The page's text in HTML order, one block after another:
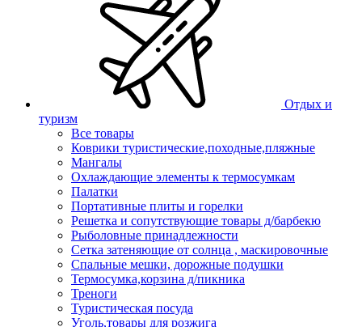
Отдых и
туризм
Все товары
Коврики туристические,походные,пляжные
Мангалы
Охлаждающие элементы к термосумкам
Палатки
Портативные плиты и горелки
Решетка и сопутствующие товары д/барбекю
Рыболовные принадлежности
Сетка затеняющие от солнца , маскировочные
Спальные мешки, дорожные подушки
Термосумка,корзина д/пикника
Треноги
Туристическая посуда
Уголь,товары для розжига